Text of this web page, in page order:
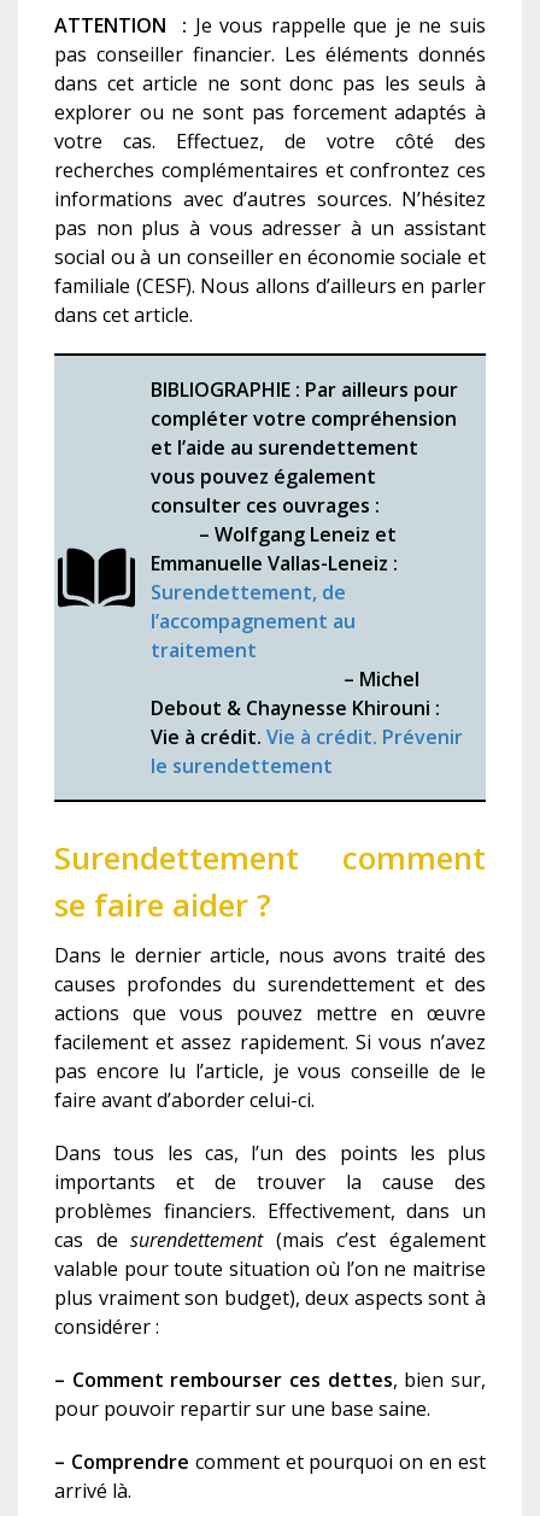
ATTENTION : Je vous rappelle que je ne suis
pas conseiller financier. Les éléments donnés
dans cet article ne sont donc pas les seuls à
explorer ou ne sont pas forcement adaptés à
votre cas. Effectuez, de votre côté des
recherches complémentaires et confrontez ces
informations avec d’autres sources. N’hésitez
pas non plus à vous adresser à un assistant
social ou à un conseiller en économie sociale et
familiale (CESF). Nous allons d’ailleurs en parler
dans cet article.
BIBLIOGRAPHIE : Par ailleurs pour
compléter votre compréhension
et l’aide au surendettement
vous pouvez également
consulter ces ouvrages :
– Wolfgang Leneiz et
Emmanuelle Vallas-Leneiz :
Surendettement, de
l’accompagnement au
traitement
– Michel
Debout & Chaynesse Khirouni :
Vie à crédit. Vie à crédit. Prévenir
le surendettement
Surendettement comment
se faire aider ?
Dans le dernier article, nous avons traité des
causes profondes du surendettement et des
actions que vous pouvez mettre en œuvre
facilement et assez rapidement. Si vous n’avez
pas encore lu l’article, je vous conseille de le
faire avant d’aborder celui-ci.
Dans tous les cas, l’un des points les plus
importants et de trouver la cause des
problèmes financiers. Effectivement, dans un
cas desurendettement(mais c’est également
valable pour toute situation où l’on ne maitrise
plus vraiment son budget), deux aspects sont à
considérer :
– Comment rembourser ces dettes, bien sur,
pour pouvoir repartir sur une base saine.
– Comprendre comment et pourquoi on en est
arrivé là.